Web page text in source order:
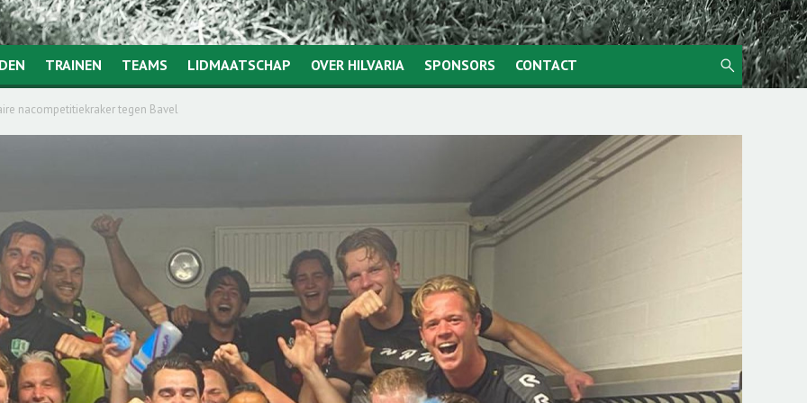
TRAINEN TEAMS LIDMAATSCHAP OVER HILVARIA SPONSORS CONTACT search
nacompetitiekraker tegen Bavel